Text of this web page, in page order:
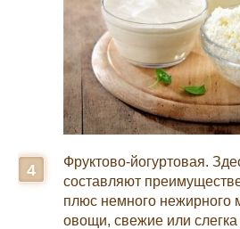
Фруктово-йогуртовая.
составляют
плюс немного нежирного
овощи, свежие или